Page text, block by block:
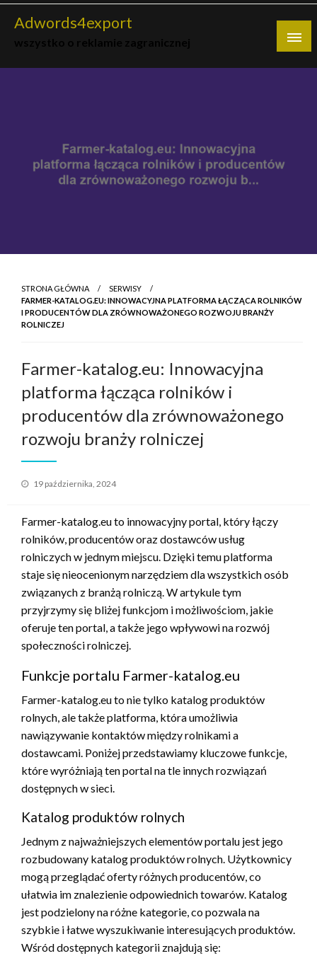
Skip
Adwords4export
STRONA GŁÓWNA
SERWISY
FARMER-KATALOG.EU: INNOWACYJNA PLATFORMA ŁĄCZĄCA ROLNIKÓW
I PRODUCENTÓW DLA ZRÓWNOWAŻONEGO ROZWOJU BRANŻY
ROLNICZEJ
Farmer-katalog.eu: Innowacyjna
platforma łącząca rolników i
producentów dla zrównoważonego
rozwoju branży rolniczej
Opublikowane
19 października, 2024
Farmer-katalog.eu to innowacyjny portal, który łączy
rolników, producentów oraz dostawców usług
rolniczych w jednym miejscu. Dzięki temu platforma
staje się nieocenionym narzędziem dla wszystkich osób
związanych z branżą rolniczą. W artykule tym
przyjrzymy się bliżej funkcjom i możliwościom, jakie
oferuje ten portal, a także jego wpływowi na rozwój
społeczności rolniczej.
Funkcje portalu Farmer-katalog.eu
Farmer-katalog.eu to nie tylko katalog produktów
rolnych, ale także platforma, która umożliwia
nawiązywanie kontaktów między rolnikami a
dostawcami. Poniżej przedstawiamy kluczowe funkcje,
które wyróżniają ten portal na tle innych rozwiązań
dostępnych w sieci.
Katalog produktów rolnych
Jednym z najważniejszych elementów portalu jest jego
rozbudowany katalog produktów rolnych. Użytkownicy
mogą przeglądać oferty różnych producentów, co
ułatwia im znalezienie odpowiednich towarów. Katalog
jest podzielony na różne kategorie, co pozwala na
szybkie i łatwe wyszukiwanie interesujących produktów.
Wśród dostępnych kategorii znajdują się: